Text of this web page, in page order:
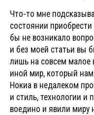
Что-то мне
состоянии
бы не возникало
и без моей статьи вы
лишь на совсем малое
иной мир, который
Нокиа в недалеком
и стиль, технологии и
воедино и явили миру